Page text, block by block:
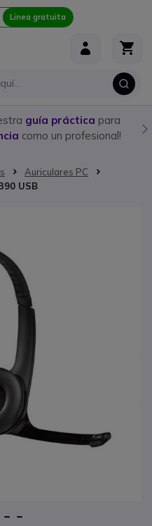
Linea gratuita
para
Compra
Auriculares PC
USB